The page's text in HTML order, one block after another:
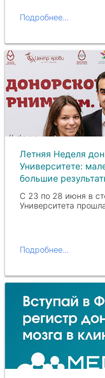
Подробнее...
Летняя Неделя
Университете:
большие
С 23 по 28 июня в
Университета
Подробнее...